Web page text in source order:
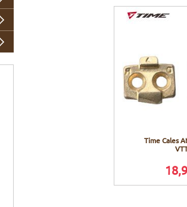
Time Cales